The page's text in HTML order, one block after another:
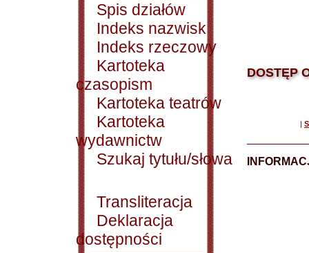
Spis działów
Indeks nazwisk
Indeks rzeczowy
Kartoteka
czasopism
Kartoteka teatrów
Kartoteka
wydawnictw
Szukaj tytułu/słowa
Transliteracja
Deklaracja
dostępności
DOSTĘP
|